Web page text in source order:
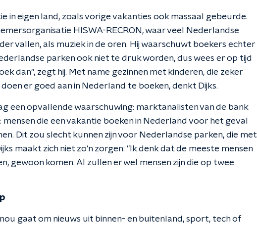
in eigen land, zoals vorige vakanties ook massaal gebeurde.
HISWA-RECRON, waar veel Nederlandse
vallen, als muziek in de oren. Hij waarschuwt boekers echter
parken ook niet te druk worden, dus wees er op tijd
dan", zegt hij. Met name gezinnen met kinderen, die zeker
er goed aan in Nederland te boeken, denkt Dijks.
een opvallende waarschuwing: marktanalisten van de bank
die een vakantie boeken in Nederland voor het geval
Dit zou slecht kunnen zijn voor Nederlandse parken, die met
maakt zich niet zo'n zorgen: "Ik denk dat de meeste mensen
gewoon komen. Al zullen er wel mensen zijn die op twee
gaat om nieuws uit binnen- en buitenland, sport, tech of